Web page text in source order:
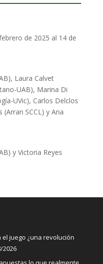
de 2025 al 14 de
Laura Calvet
UAB), Marina Di
UVic), Carlos Delclos
SCCL) y Ana
y Victoria Reyes
juego ¿una revolución
2026